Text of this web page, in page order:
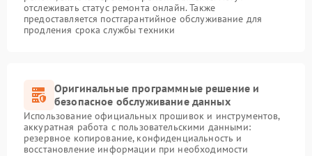
отслеживать статус ремонта онлайн. Также
предоставляется постгарантийное обслуживание для
продления срока службы техники
Оригинальные программные решение и
безопасное обслуживание данных
Использование официальных прошивок и инструментов,
аккуратная работа с пользовательскими данными:
резервное копирование, конфиденциальность и
восстановление информации при необходимости